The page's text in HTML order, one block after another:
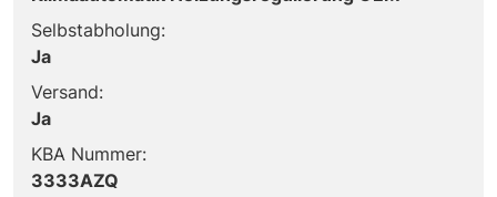
Selbstabholung:
Ja
Versand:
Ja
KBA Nummer:
3333AZQ